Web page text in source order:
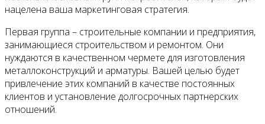
нацелена ваша маркетинговая стратегия.
Первая группа – строительные компании и предприятия,
занимающиеся строительством и ремонтом. Они
нуждаются в качественном чермете для изготовления
металлоконструкций и арматуры. Вашей целью будет
привлечение этих компаний в качестве постоянных
клиентов и установление долгосрочных партнерских
отношений.